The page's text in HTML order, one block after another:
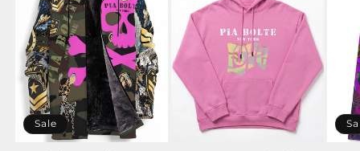
Sale